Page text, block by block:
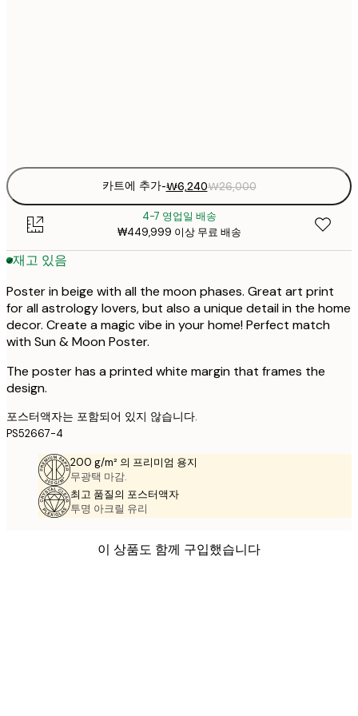
카트에 추가-₩6,240₩26,000
4-7 영업일 배송
₩449,999 이상 무료 배송
재고 있음
Poster in beige with all the moon phases. Great art print
for all astrology lovers, but also a unique detail in the home
decor. Create a magic vibe in your home! Perfect match
with Sun & Moon Poster.
The poster has a printed white margin that frames the
design.
포스터액자는 포함되어 있지 않습니다.
PS52667-4
200 g/m² 의 프리미엄 용지
무광택 마감.
최고 품질의 포스터액자
투명 아크릴 유리
이 상품도 함께 구입했습니다